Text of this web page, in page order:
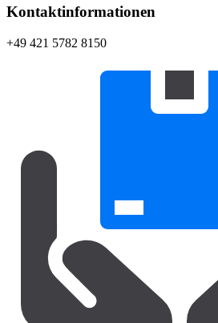
Kontaktinformationen
+49 421 5782 8150